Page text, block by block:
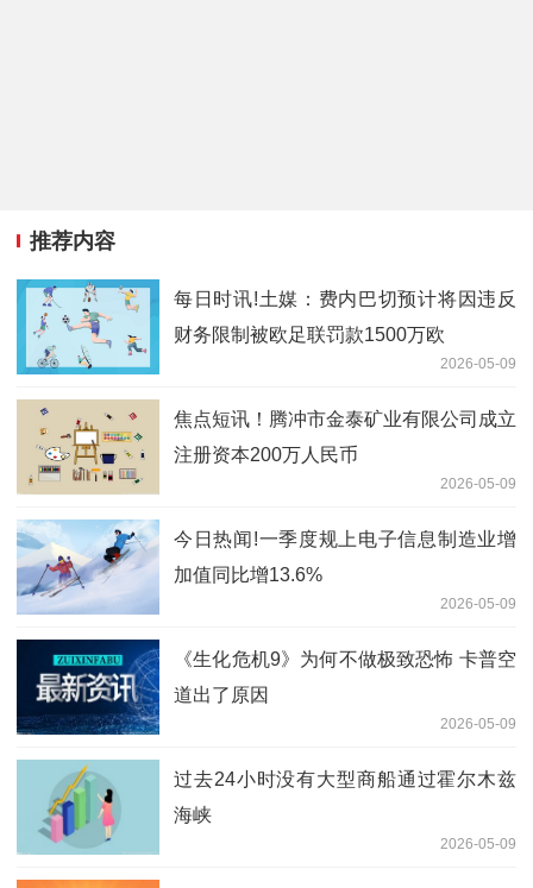
推荐内容
每日时讯!土媒：费内巴切预计将因违反
财务限制被欧足联罚款1500万欧
2026-05-09
焦点短讯！腾冲市金泰矿业有限公司成立
注册资本200万人民币
2026-05-09
今日热闻!一季度规上电子信息制造业增
加值同比增13.6%
2026-05-09
《生化危机9》为何不做极致恐怖 卡普空
道出了原因
2026-05-09
过去24小时没有大型商船通过霍尔木兹
海峡
2026-05-09